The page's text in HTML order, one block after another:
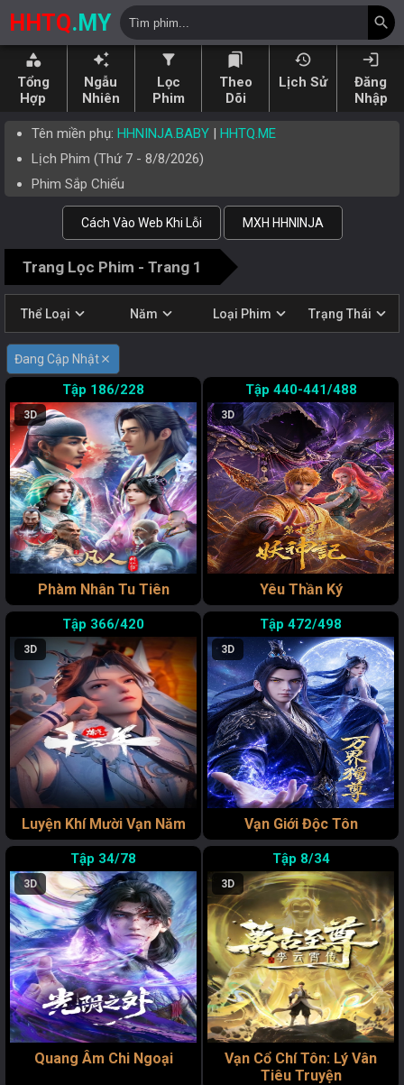
HHTQ.MY search
category
Tổng
Hợp
auto_awesome
Ngẫu
Nhiên
filter_alt
Lọc
Phim
bookmarks
Theo
Dõi
history
Lịch Sử
login
Đăng
Nhập
Tên miền phụ: HHNINJA.BABY | HHTQ.ME
Lịch Phim (Thứ 7 - 8/8/2026)
Phim Sắp Chiếu
Cách Vào Web Khi Lỗi MXH HHNINJA
Trang Lọc Phim - Trang 1
Thể Loại expand_more Năm expand_more Loại Phim expand_more Trạng Thái expand_more
Đang Cập Nhật close
186/228
3D
Phàm Nhân Tu Tiên
440-441/488
3D
Yêu Thần Ký
366/420
3D
Luyện Khí Mười Vạn Năm
472/498
3D
Vạn Giới Độc Tôn
34/78
3D
Quang Âm Chi Ngoại
8/34
3D
Vạn Cổ Chí Tôn: Lý Vân
Tiêu Truyện